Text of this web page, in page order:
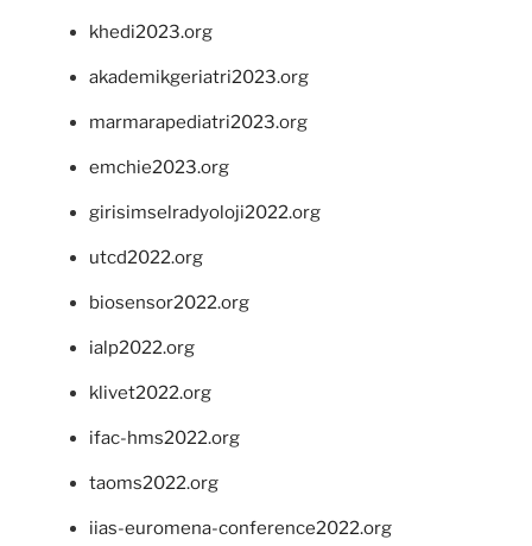
khedi2023.org
akademikgeriatri2023.org
marmarapediatri2023.org
emchie2023.org
girisimselradyoloji2022.org
utcd2022.org
biosensor2022.org
ialp2022.org
klivet2022.org
ifac-hms2022.org
taoms2022.org
iias-euromena-conference2022.org